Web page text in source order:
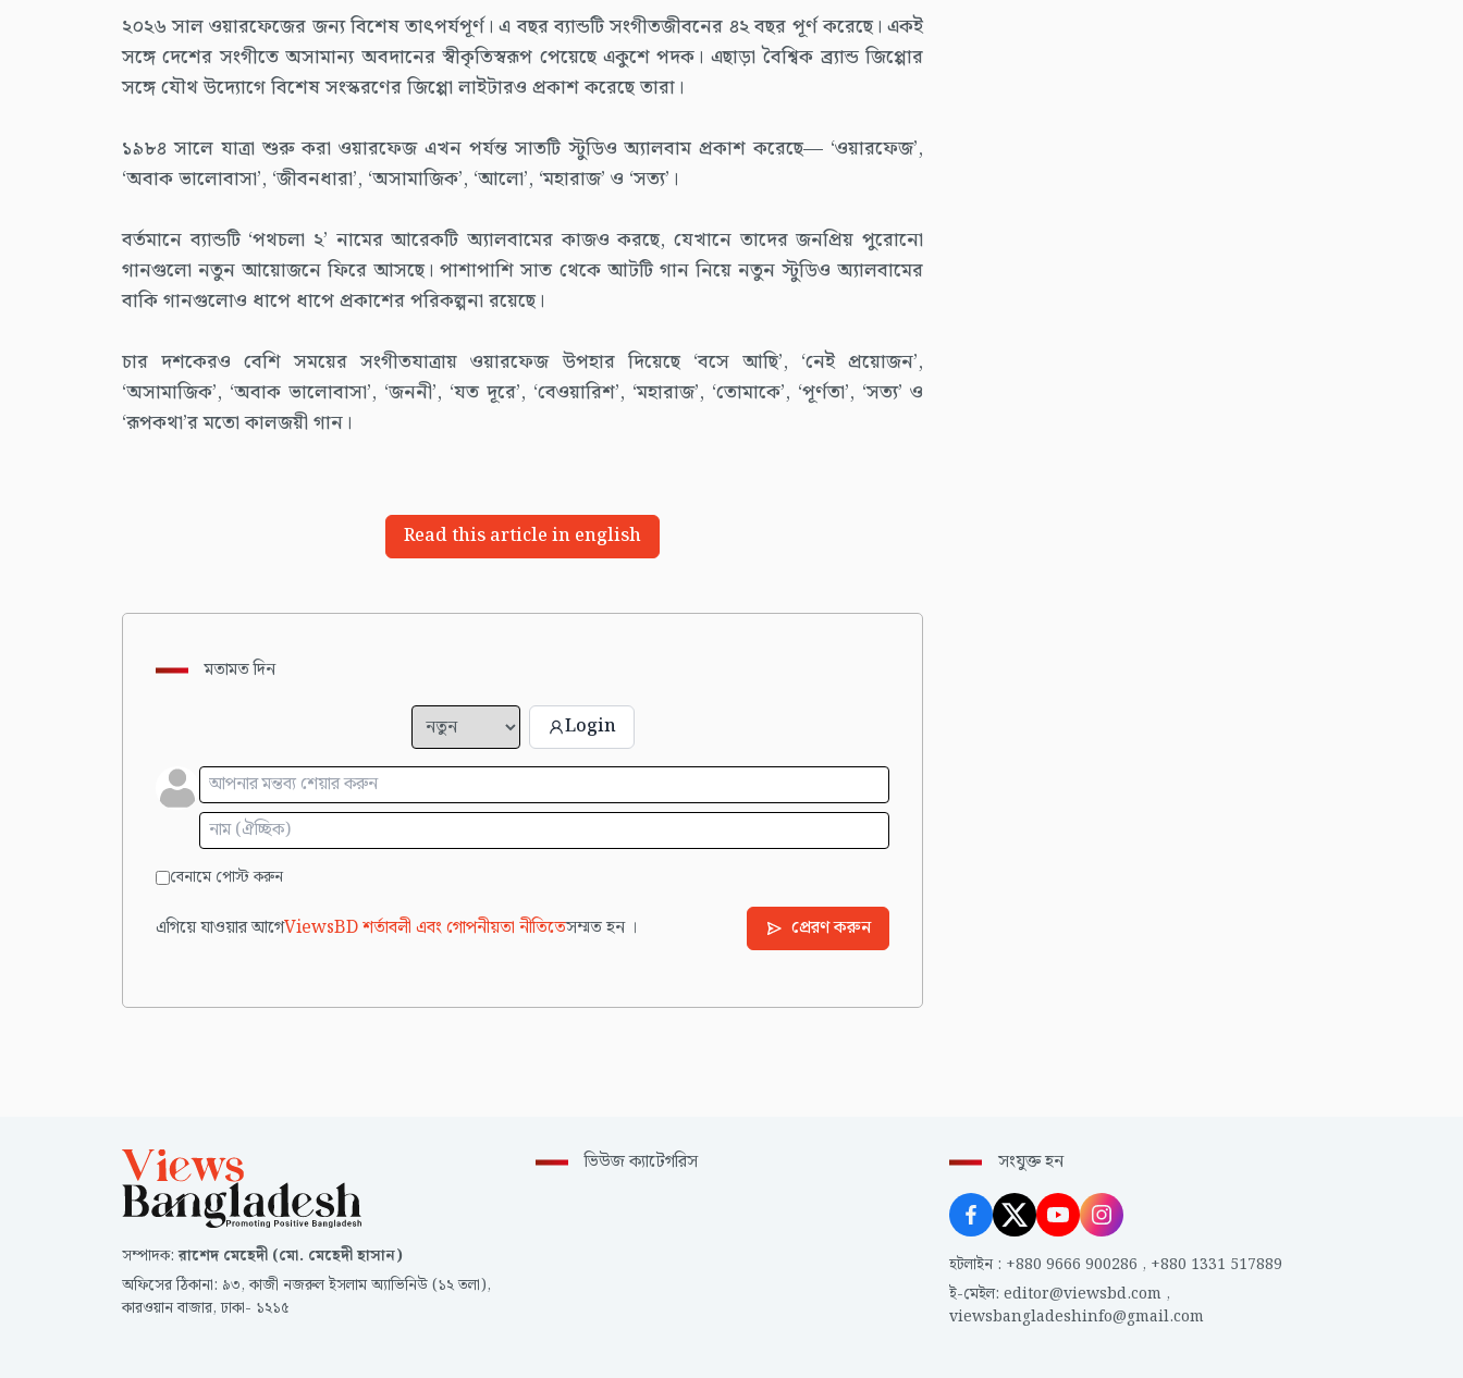
২০২৬ সাল ওয়ারফেজের জন্য বিশেষ তাৎপর্যপূর্ণ। এ বছর ব্যান্ডটি সংগীতজীবনের ৪২ বছর পূর্ণ করেছে। একই
সঙ্গে দেশের সংগীতে অসামান্য অবদানের স্বীকৃতিস্বরূপ পেয়েছে একুশে পদক। এছাড়া বৈশ্বিক ব্র্যান্ড জিপ্পোর
সঙ্গে যৌথ উদ্যোগে বিশেষ সংস্করণের জিপ্পো লাইটারও প্রকাশ করেছে তারা।
১৯৮৪ সালে যাত্রা শুরু করা ওয়ারফেজ এখন পর্যন্ত সাতটি স্টুডিও অ্যালবাম প্রকাশ করেছে— ‘ওয়ারফেজ’,
‘অবাক ভালোবাসা’, ‘জীবনধারা’, ‘অসামাজিক’, ‘আলো’, ‘মহারাজ’ ও ‘সত্য’।
বর্তমানে ব্যান্ডটি ‘পথচলা ২’ নামের আরেকটি অ্যালবামের কাজও করছে, যেখানে তাদের জনপ্রিয় পুরোনো
গানগুলো নতুন আয়োজনে ফিরে আসছে। পাশাপাশি সাত থেকে আটটি গান নিয়ে নতুন স্টুডিও অ্যালবামের
বাকি গানগুলোও ধাপে ধাপে প্রকাশের পরিকল্পনা রয়েছে।
চার দশকেরও বেশি সময়ের সংগীতযাত্রায় ওয়ারফেজ উপহার দিয়েছে ‘বসে আছি’, ‘নেই প্রয়োজন’,
‘অসামাজিক’, ‘অবাক ভালোবাসা’, ‘জননী’, ‘যত দূরে’, ‘বেওয়ারিশ’, ‘মহারাজ’, ‘তোমাকে’, ‘পূর্ণতা’, ‘সত্য’ ও
‘রূপকথা’র মতো কালজয়ী গান।
Read this article in english
মতামত দিন
Login
বেনামে পোস্ট করুন
এগিয়ে যাওয়ার আগেViewsBD শর্তাবলী এবং গোপনীয়তা নীতিতেসম্মত হন । প্রেরণ করুন
সম্পাদক:রাশেদ মেহেদী (মো. মেহেদী হাসান)
অফিসের ঠিকানা: ৯৩, কাজী নজরুল ইসলাম অ্যাভিনিউ (১২ তলা),
কারওয়ান বাজার, ঢাকা- ১২১৫
ভিউজ ক্যাটেগরিস সংযুক্ত হন
হটলাইন : +880 9666 900286 , +880 1331 517889
ই-মেইল: editor@viewsbd.com,
viewsbangladeshinfo@gmail.com